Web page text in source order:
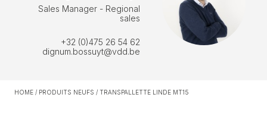
Sales Manager - Regional
sales
+32 (0)475 26 54 62
dignum.bossuyt@vdd.be
HOME / PRODUITS NEUFS / TRANSPALLETTE LINDE MT15